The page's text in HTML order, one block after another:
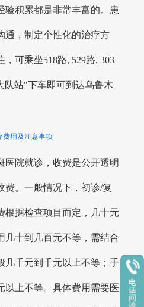
验积累都是非常丰富的。患
通，制定个性化的治疗方
可乘坐518路, 529路, 303
队站"下车即可到达乌鲁木
费用及注意事项
医院就诊，收费是公开透明
费。一般情况下，初诊/复
根据检查项目而定，几十元
几十到几百元不等，需结合
几千元到千元以上不等；手
以上不等。具体费用需要医